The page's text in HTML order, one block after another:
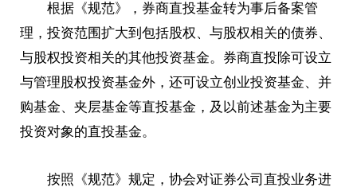
根据《规范》，券商直投基金转为事后备案管
理，投资范围扩大到包括股权、与股权相关的债券、
与股权投资相关的其他投资基金。券商直投除可设立
与管理股权投资基金外，还可设立创业投资基金、并
购基金、夹层基金等直投基金，及以前述基金为主要
投资对象的直投基金。
按照《规范》规定，协会对证券公司直投业务进